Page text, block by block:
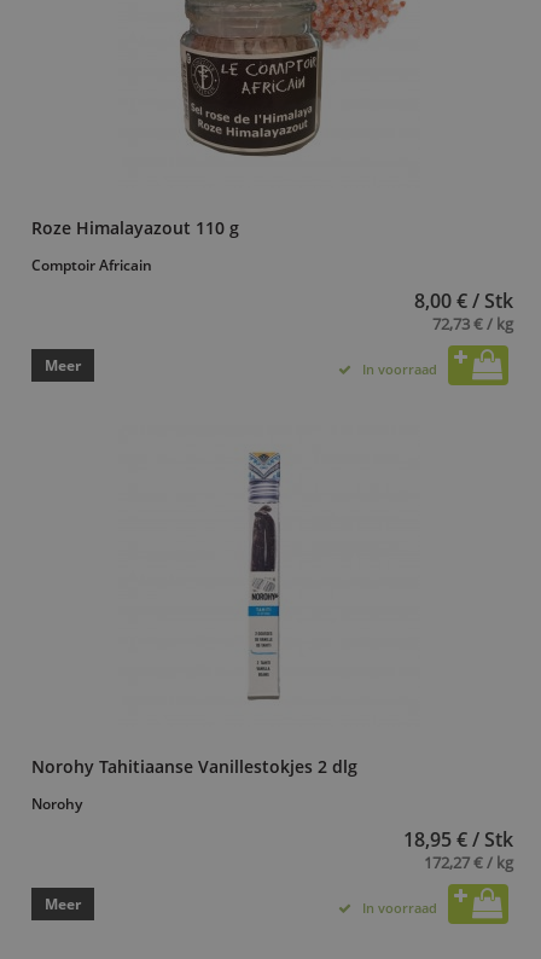
Roze Himalayazout 110 g
Comptoir Africain
8,00 € / Stk
72,73 € / kg
Meer In voorraad
Norohy Tahitiaanse Vanillestokjes 2 dlg
Norohy
18,95 € / Stk
172,27 € / kg
Meer In voorraad